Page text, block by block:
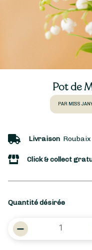
Pot de
PAR MISS
Livraison
Click & collect
Quantité désirée
quantité